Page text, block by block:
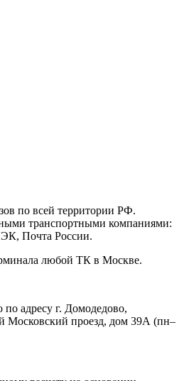
по всей территории РФ.
транспортными компаниями:
Почта России.
любой ТК в Москве.
по адресу г. Домодедово,
Московский проезд, дом 39А (пн–